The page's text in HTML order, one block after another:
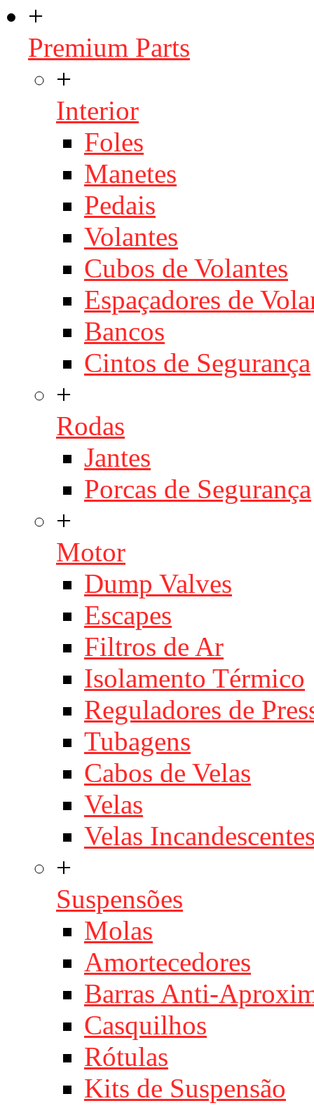
+
Premium Parts
+
Interior
Foles
Manetes
Pedais
Volantes
Cubos de Volantes
Espaçadores de
Bancos
Cintos de Segurança
+
Rodas
Jantes
Porcas de Segurança
+
Motor
Dump Valves
Escapes
Filtros de Ar
Isolamento Térmico
Reguladores de
Tubagens
Cabos de Velas
Velas
Velas
+
Suspensões
Molas
Amortecedores
Barras Anti-
Casquilhos
Rótulas
Kits de Suspensão